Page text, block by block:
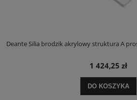
Deante Silia brodzik akrylowy struktura A
1 424,25 zł
DO KOSZYKA